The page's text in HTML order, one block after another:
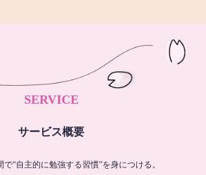
SERVICE
サービス概要
で“自主的に勉強する習慣”を身につける。